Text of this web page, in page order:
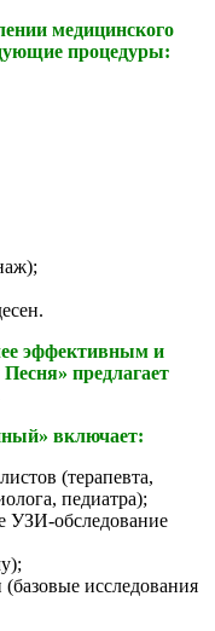
медицинского
процедуры:
эффективным и
предлагает
включает:
(терапевта,
педиатра);
УЗИ-обследование
исследования